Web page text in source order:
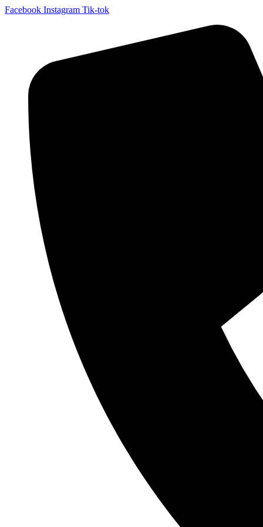
Facebook Instagram Tik-tok